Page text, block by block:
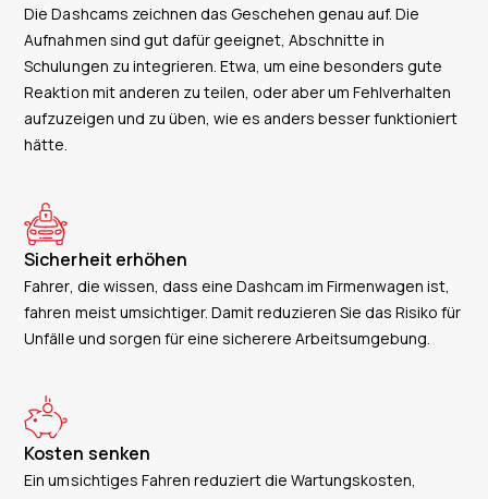
Die Dashcams zeichnen das Geschehen genau auf. Die
Aufnahmen sind gut dafür geeignet, Abschnitte in
Schulungen zu integrieren. Etwa, um eine besonders gute
Reaktion mit anderen zu teilen, oder aber um Fehlverhalten
aufzuzeigen und zu üben, wie es anders besser funktioniert
hätte.
Sicherheit erhöhen
Fahrer, die wissen, dass eine Dashcam im Firmenwagen ist,
fahren meist umsichtiger. Damit reduzieren Sie das Risiko für
Unfälle und sorgen für eine sicherere Arbeitsumgebung.
Kosten senken
Ein umsichtiges Fahren reduziert die Wartungskosten,